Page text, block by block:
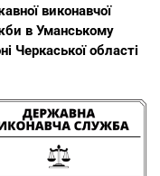
виконавчої
в Уманському
Черкаської області